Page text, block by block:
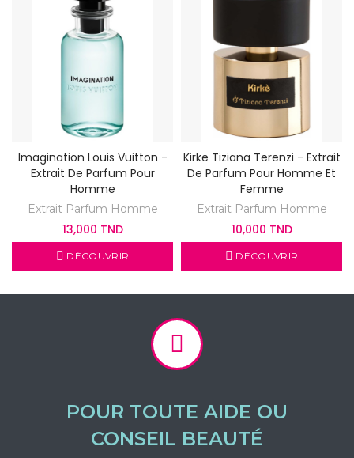
Imagination Louis Vuitton -
Extrait De Parfum Pour
Homme
Extrait Parfum Homme
13,000 TND
DÉCOUVRIR
Kirke Tiziana Terenzi - Extrait
De Parfum Pour Homme Et
Femme
Extrait Parfum Homme
10,000 TND
DÉCOUVRIR
POUR TOUTE AIDE OU
CONSEIL BEAUTÉ